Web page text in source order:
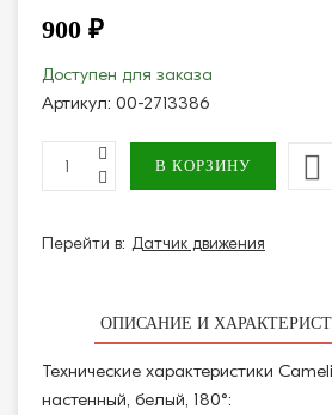
900 ₽
Доступен для заказа
Артикул: 00-2713386
Перейти в: Датчик движения
ОПИСАНИЕ И
Технические характеристики
настенный, белый, 180°: